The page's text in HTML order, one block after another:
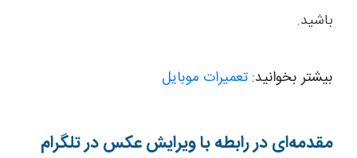
باشید.
بیشتر بخوانید: تعمیرات موبایل
مقدمه‌ای در رابطه با ویرایش عکس در تلگرام